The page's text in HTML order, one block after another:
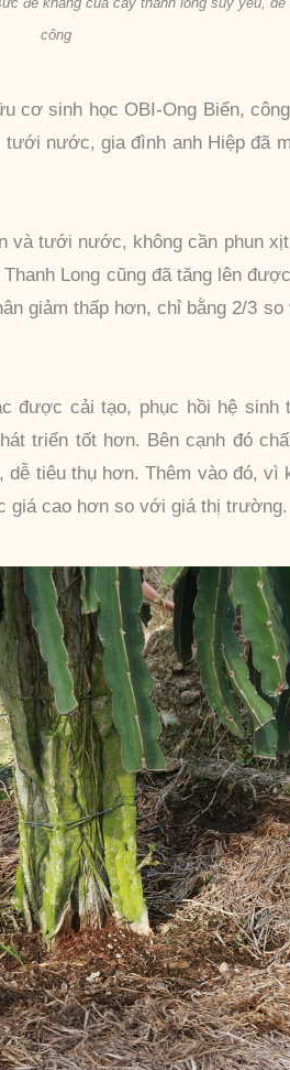
công
cơ sinh học OBI-Ong Biển,
tưới nước, gia đình anh Hiệp đã
và tưới nước, không cần phun
Long cũng đã tăng lên
giảm thấp hơn, chỉ bằng 2/3
được cải tạo, phục hồi hệ sinh
triển tốt hơn. Bên cạnh đó
tiêu thụ hơn. Thêm vào đó, vì
giá cao hơn so với giá thị trường.